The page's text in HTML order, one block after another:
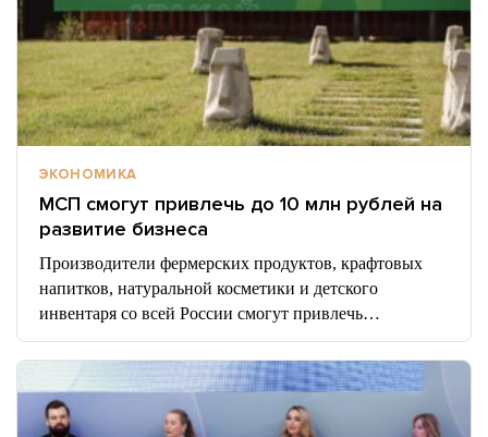
ЭКОНОМИКА
МСП смогут привлечь до 10 млн рублей на
развитие бизнеса
Производители фермерских продуктов, крафтовых
напитков, натуральной косметики и детского
инвентаря со всей России смогут привлечь…